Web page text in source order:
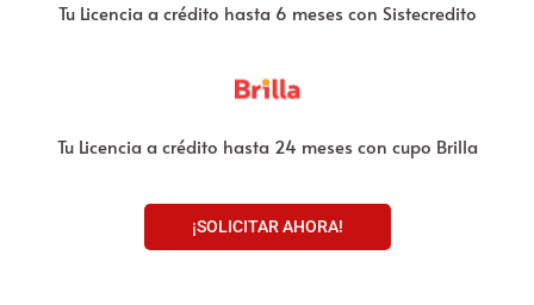
Tu Licencia a crédito hasta 6 meses con Sistecredito
Tu Licencia a crédito hasta 24 meses con cupo Brilla
¡SOLICITAR AHORA!